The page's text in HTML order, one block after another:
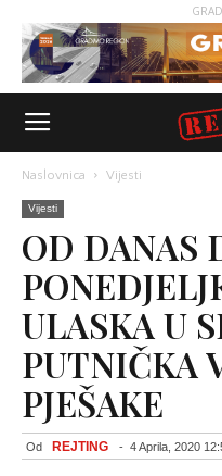
Naslovnica Vijesti
Vijesti
OD DANAS
ULASKA U
PUTNIČKA
PJEŠAKE
Od REJTING - 4 Aprila, 2020